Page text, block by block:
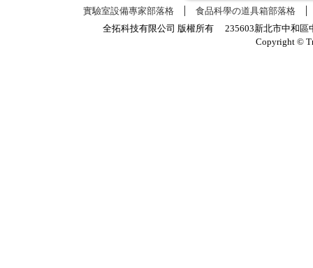
實驗室設備專家部落格
食品科學の道具箱部落格
全拓科技有限公司 版權所有 235603新北市中和
Copyright ©